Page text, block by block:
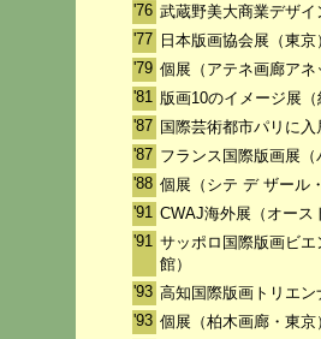
'76 武蔵野美大商業デザイ
'77
日本版画協会展（東
'79 個展（アテネ画廊アネ
'81 版画10のイメージ展（
'87 国際芸術都市パリに
'87 フランス国際版画展（
'88 個展（シテ デ ザール
'91 CWAJ海外展（オース
'91 サッポロ国際版画ビ
館）
'93 高知国際版画トリエン
'93 個展（柏木画廊・東京